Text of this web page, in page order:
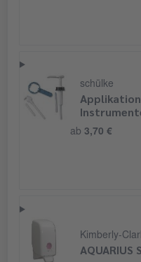
schülke
ab 3,70 €
Kimberly-